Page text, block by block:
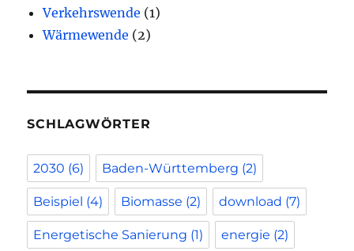
Verkehrswende (1)
Wärmewende (2)
SCHLAGWÖRTER
2030 (6) Baden-Württemberg (2)
Beispiel (4) Biomasse (2) download (7)
Energetische Sanierung (1) energie (2)